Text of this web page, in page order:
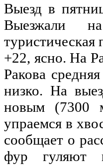
Выезд в
Выезжалина
туристическая
+22, ясно. На
Ракова
низко. На
новым (7300
упраемся в
сообщает о
фур гуляют